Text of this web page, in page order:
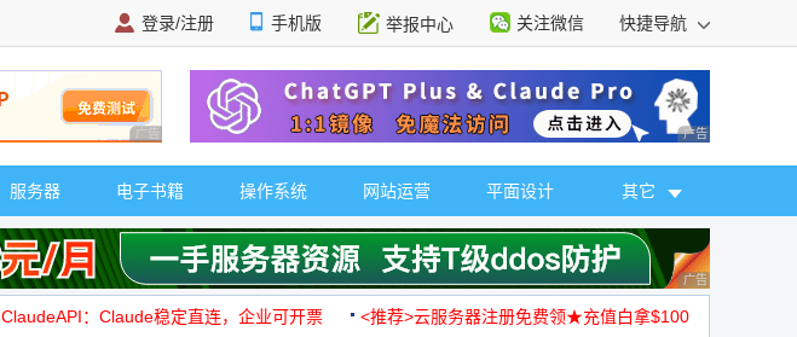
登录/注册 手机版 举报中心 关注微信 快捷导航
广告 商业广告，理性选择 广告 商业广告，理
服务器 电子书籍 操作系统 网站运营 平面设计 其它
广告 商业广告，理
ClaudeAPI：Claude稳定直连，企业可开票
<推荐>云服务器注册免费领★充值白拿$100